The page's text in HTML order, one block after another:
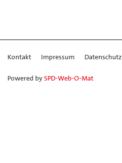
Kontakt Impressum Datenschutz
Powered bySPD-Web-O-Mat